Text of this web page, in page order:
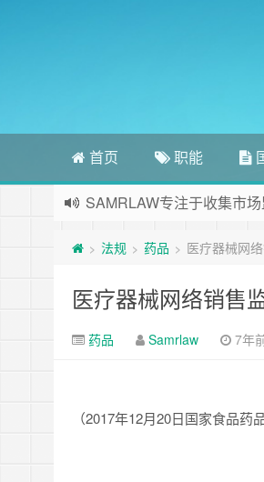
首页 职能
SAMRLAW专注于收集市
> 法规 > 药品 > 医疗器械网
医疗器械网络销售
药品 Samrlaw 7年
（2017年12月20日国家食品